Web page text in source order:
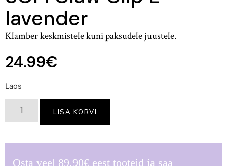
lavender
Klamber keskmistele kuni paksudele juustele.
24.99€
Laos
LISA KORVI
Osta veel 89.90€ eest tooteid ja saa